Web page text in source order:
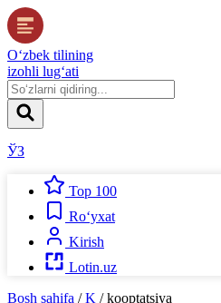
O‘zbek tilining
izohli lug‘ati
ЎЗ
Top 100
Ro‘yxat
Kirish
Lotin.uz
Bosh sahifa / K / kooptatsiya